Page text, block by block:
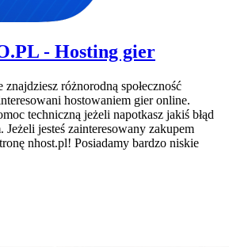
- Hosting gier
znajdziesz różnorodną społeczność
hostowaniem gier online.
techniczną jeżeli napotkasz jakiś błąd
Jeżeli jesteś zainteresowany zakupem
nhost.pl! Posiadamy bardzo niskie